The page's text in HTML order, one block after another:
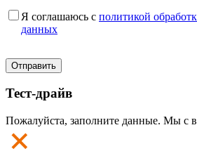
Я соглашаюсь с политикой
данных
Тест-драйв
Пожалуйста, заполните данные. Мы с